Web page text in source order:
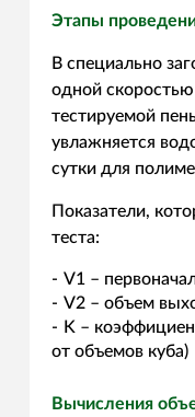
Этапы
В специально
одной
тестируемой
увлажняется
сутки для
Показатели,
теста:
V1 –
V2 – объем
K –
от объемов куба)
Вычисления